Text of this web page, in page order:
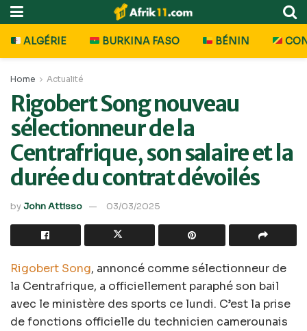
ALGÉRIE BURKINA FASO BÉNIN
Home Actualité
Rigobert Song nouveau
sélectionneur de la
Centrafrique, son salaire et la
durée du contrat dévoilés
byJohn Attisso 03/03/2025
Rigobert Song, annoncé comme sélectionneur de
la Centrafrique, a officiellement paraphé son bail
avec le ministère des sports ce lundi. C’est la prise
de fonctions officielle du technicien camerounais